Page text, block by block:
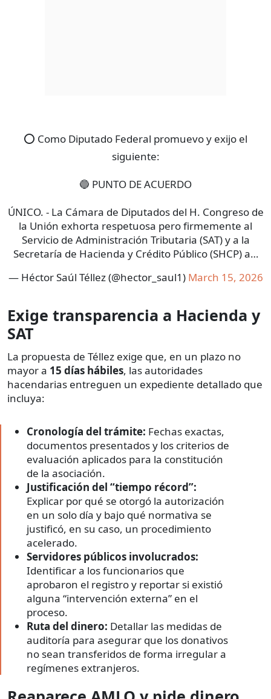
⭕️ Como Diputado Federal promuevo y exijo el
siguiente:
🔵 PUNTO DE ACUERDO
ÚNICO. - La Cámara de Diputados del H. Congreso de
la Unión exhorta respetuosa pero firmemente al
Servicio de Administración Tributaria (SAT) y a la
Secretaría de Hacienda y Crédito Público (SHCP) a…
— Héctor Saúl Téllez (@hector_saul1) March 15, 2026
Exige transparencia a Hacienda y
SAT
La propuesta de Téllez exige que, en un plazo no
mayor a 15 días hábiles, las autoridades
hacendarias entreguen un expediente detallado que
incluya:
Cronología del trámite: Fechas exactas,
documentos presentados y los criterios de
evaluación aplicados para la constitución
de la asociación.
Justificación del “tiempo récord”:
Explicar por qué se otorgó la autorización
en un solo día y bajo qué normativa se
justificó, en su caso, un procedimiento
acelerado.
Servidores públicos involucrados:
Identificar a los funcionarios que
aprobaron el registro y reportar si existió
alguna “intervención externa” en el
proceso.
Ruta del dinero: Detallar las medidas de
auditoría para asegurar que los donativos
no sean transferidos de forma irregular a
regímenes extranjeros.